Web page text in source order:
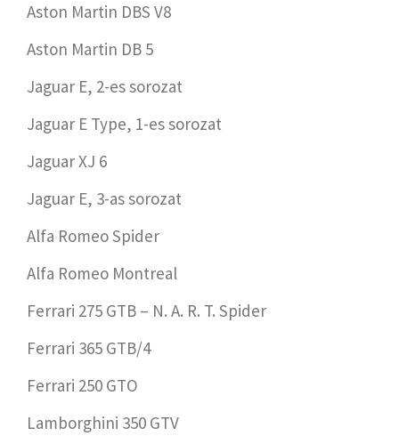
Aston Martin DBS V8
Aston Martin DB 5
Jaguar E, 2-es sorozat
Jaguar E Type, 1-es sorozat
Jaguar XJ 6
Jaguar E, 3-as sorozat
Alfa Romeo Spider
Alfa Romeo Montreal
Ferrari 275 GTB – N. A. R. T. Spider
Ferrari 365 GTB/4
Ferrari 250 GTO
Lamborghini 350 GTV